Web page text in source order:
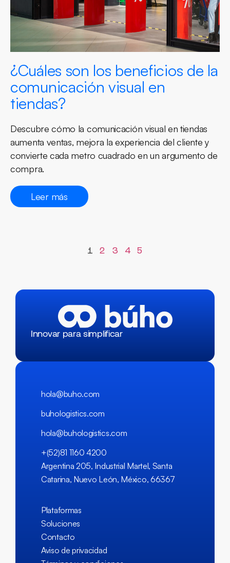
¿Cuáles son los beneficios de la
comunicación visual en
tiendas?
Descubre cómo la comunicación visual en tiendas
aumenta ventas, mejora la experiencia del cliente y
convierte cada metro cuadrado en un argumento de
compra.
Leer más
1 2 3 4 5
Innovar para simplificar
hola@buho.com
buhologistics.com
hola@buhologistics.com
+(52)81 1160 4200
Argentina 205, Industrial Martel, Santa
Catarina, Nuevo León, México, 66367
Plataformas
Soluciones
Contacto
Aviso de privacidad